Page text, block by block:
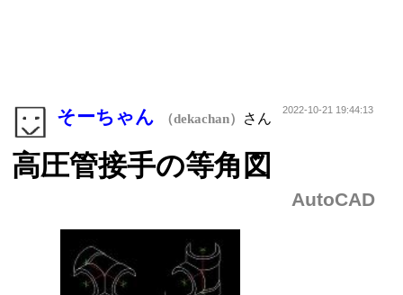
そーちゃん （dekachan） さん
2022-10-21 19:44:13
高圧管接手の等角図
AutoCAD